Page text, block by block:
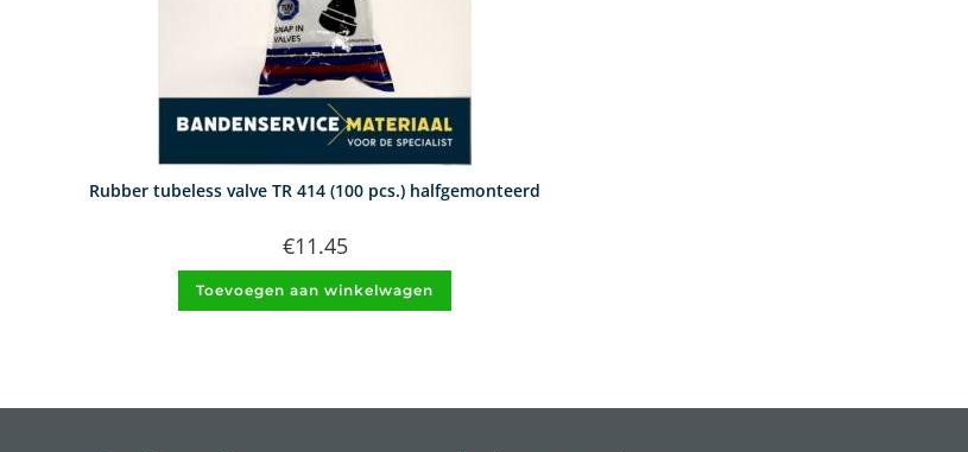
Rubber tubeless valve TR 414 (100 pcs.) halfgemonteerd
€11.45
Toevoegen aan winkelwagen